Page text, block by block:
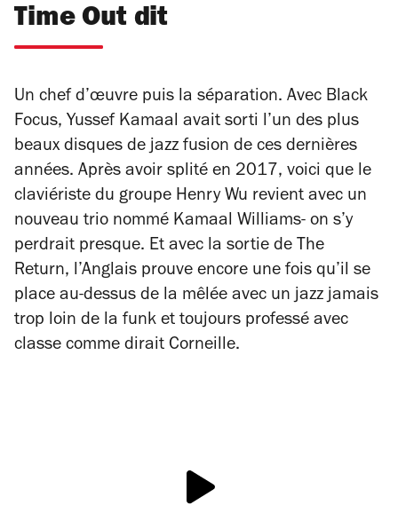
Time Out dit
Un chef d’œuvre puis la séparation. Avec Black
Focus, Yussef Kamaal avait sorti l’un des plus
beaux disques de jazz fusion de ces dernières
années. Après avoir splité en 2017, voici que le
claviériste du groupe Henry Wu revient avec un
nouveau trio nommé Kamaal Williams- on s’y
perdrait presque. Et avec la sortie de The
Return, l’Anglais prouve encore une fois qu’il se
place au-dessus de la mêlée avec un jazz jamais
trop loin de la funk et toujours professé avec
classe comme dirait Corneille.